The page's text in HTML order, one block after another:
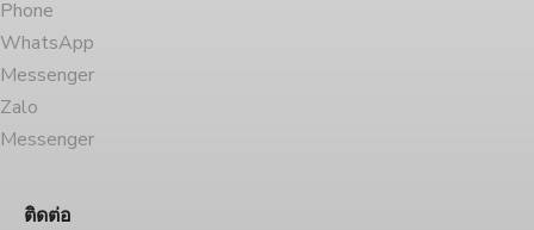
ติดต่อ
Phone
WhatsApp
Messenger
Zalo
Messenger